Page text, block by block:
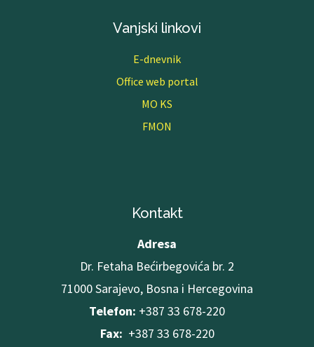
Vanjski linkovi
E-dnevnik
Office web portal
MO KS
FMON
Kontakt
Adresa
Dr. Fetaha Bećirbegovića br. 2
71000 Sarajevo, Bosna i Hercegovina
Telefon: +387 33 678-220
Fax: +387 33 678-220